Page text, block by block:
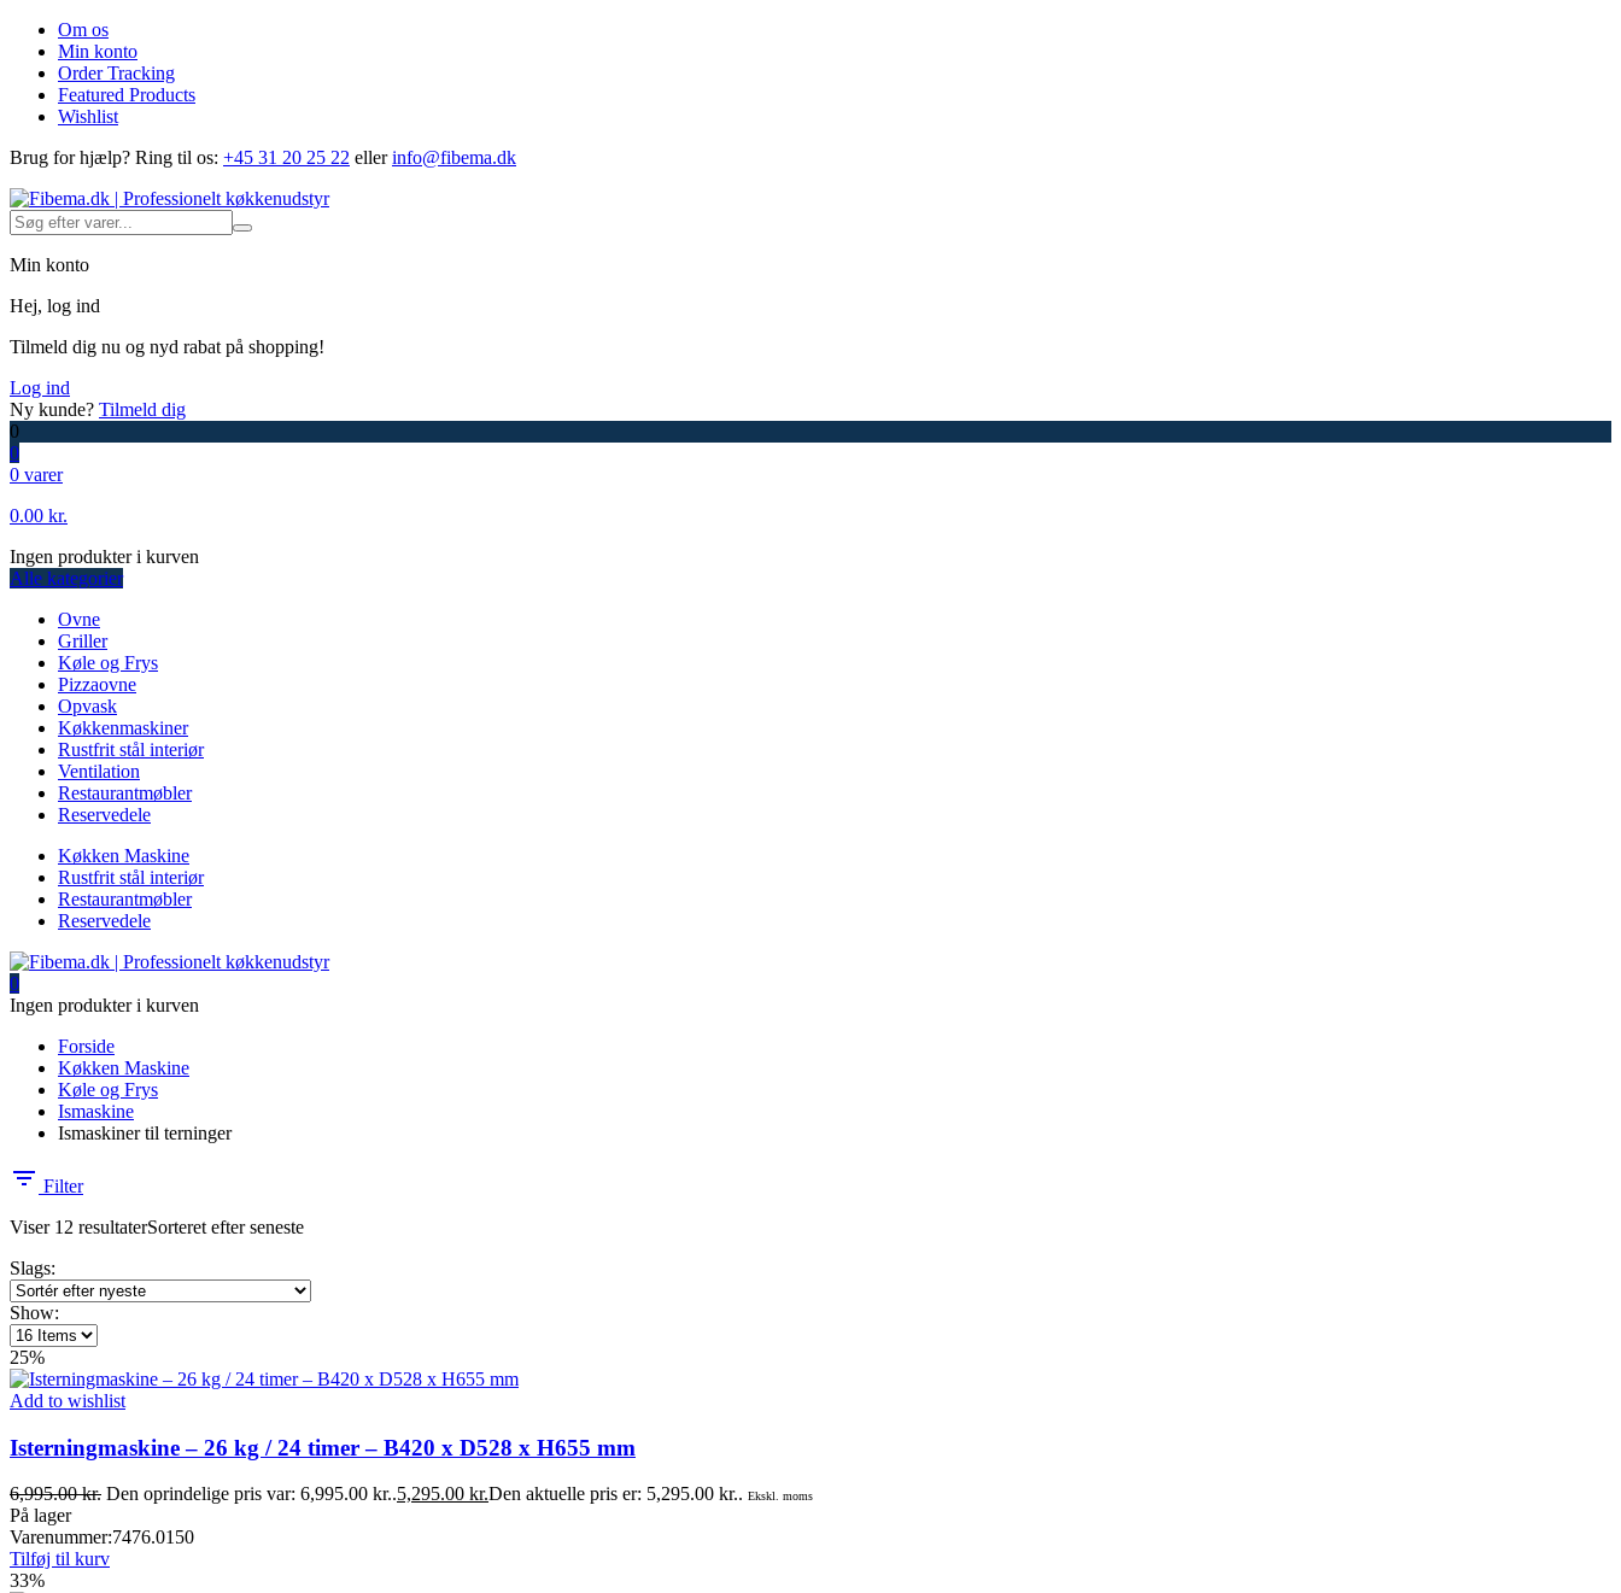
Om os
Min konto
Order Tracking
Featured Products
Wishlist
Brug for hjælp? Ring til os: +45 31 20 25 22 eller info@fibema.dk
Min konto
Hej, log ind
Tilmeld dig nu og nyd rabat på shopping!
Log ind
Ny kunde? Tilmeld dig
0
0
0 varer
0.00 kr.
Ingen produkter i kurven
Alle kategorier
Ovne
Griller
Køle og Frys
Pizzaovne
Opvask
Køkkenmaskiner
Rustfrit stål interiør
Ventilation
Restaurantmøbler
Reservedele
Køkken Maskine
Rustfrit stål interiør
Restaurantmøbler
Reservedele
0
Ingen produkter i kurven
Forside
Køkken Maskine
Køle og Frys
Ismaskine
Ismaskiner til terninger
Filter
Viser 12 resultaterSorteret efter seneste
Slags:
Show:
25%
Add to wishlist
Isterningmaskine – 26 kg / 24 timer – B420 x D528 x H655 mm
6,995.00kr. Den oprindelige pris var: 6,995.00 kr..5,295.00 kr.Den aktuelle pris er: 5,295.00 kr.. Ekskl. moms
På lager
Varenummer:7476.0150
Tilføj til kurv
33%